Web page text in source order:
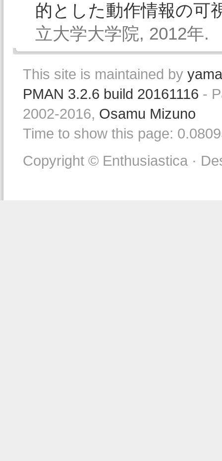
的とした動作情報の可
立大学大学院, 2012年.
This site is maintained by
PMAN 3.2.6 build 20161116 -
2002-2016, Osamu Mizuno
Time to show this page:
Copyright © Enthusiastica ·